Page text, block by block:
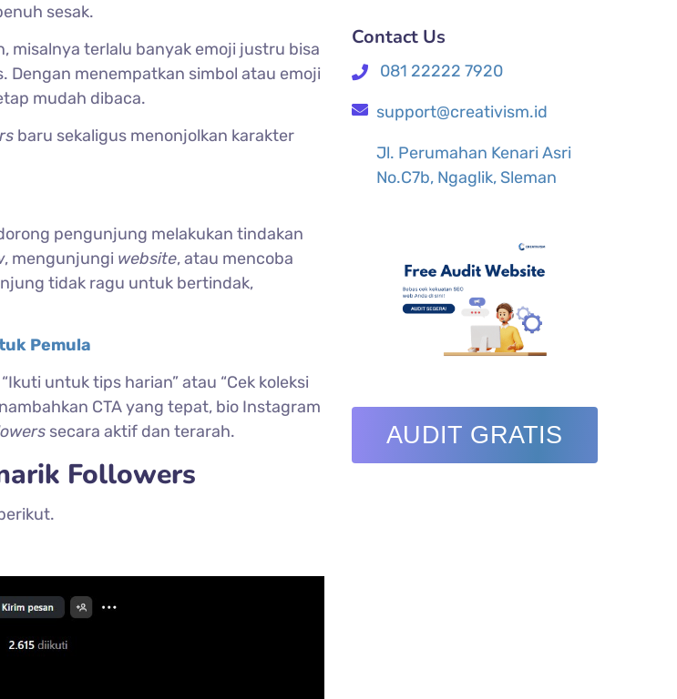
sesak.
misalnya terlalu banyak emoji justru bisa
menempatkan simbol atau emoji
mudah dibaca.
baru sekaligus menonjolkan karakter
pengunjung melakukan tindakan
, mengunjungi website, atau mencoba
tidak ragu untuk bertindak,
Pemula
untuk tips harian” atau “Cek koleksi
CTA yang tepat, bio Instagram
secara aktif dan terarah.
Followers
Contact Us
081 22222 7920
support@creativism.id
Jl. Perumahan Kenari Asri
No.C7b, Ngaglik, Sleman
AUDIT GRATIS